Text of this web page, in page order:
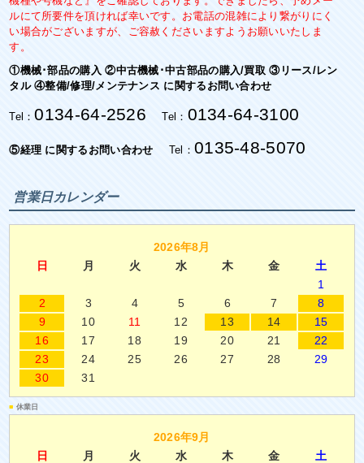
ルにて所要件を頂ければ幸いです。お電話の混雑により繋がりにく
い場合がございますが、ご容赦くださいますようお願いいたしま
す。
①機械･部品の購入 ②中古機械･中古部品の購入/買取 ③リース/レン
タル ④整備/修理/メンテナンス に関するお問い合わせ
Tel：0134-64-2526 Tel： 0134-64-3100
⑤経理 に関するお問い合わせ Tel： 0135-48-5070
営業日カレンダー
2026年8月
日
月 火 水 木 金
土
1
2
3 4 5 6 7
8
9
10 11 12 13 14
15
16
17 18 19 20 21
22
23
24 25 26 27 28
29
30
31
■ 休業日
2026年9月
日
月 火 水 木 金
土